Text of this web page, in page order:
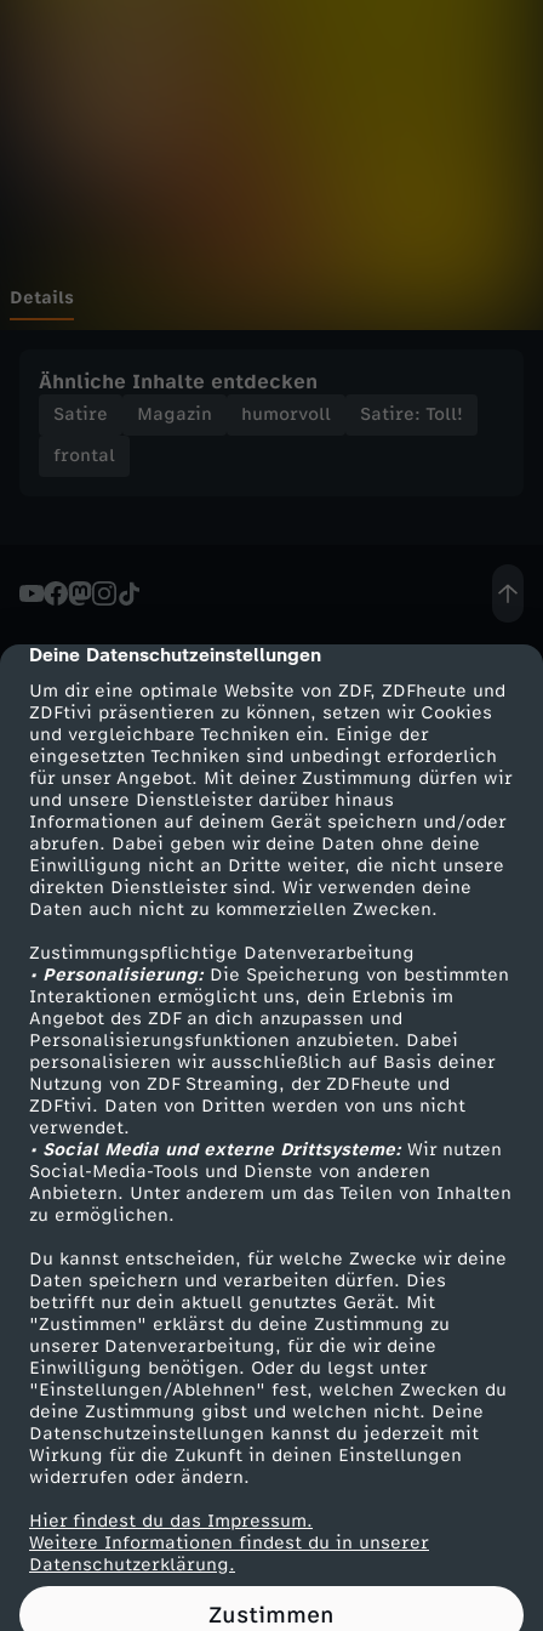
cmp-dialog-description
Deine Datenschutzeinstellungen
Um dir eine optimale Website von ZDF, ZDFheute und
ZDFtivi präsentieren zu können, setzen wir Cookies
und vergleichbare Techniken ein. Einige der
eingesetzten Techniken sind unbedingt erforderlich
für unser Angebot. Mit deiner Zustimmung dürfen wir
und unsere Dienstleister darüber hinaus
Informationen auf deinem Gerät speichern und/oder
abrufen. Dabei geben wir deine Daten ohne deine
Einwilligung nicht an Dritte weiter, die nicht unsere
direkten Dienstleister sind. Wir verwenden deine
Daten auch nicht zu kommerziellen Zwecken.
Zustimmungspflichtige Datenverarbeitung
• Personalisierung:Die Speicherung von bestimmten
Interaktionen ermöglicht uns, dein Erlebnis im
Angebot des ZDF an dich anzupassen und
Personalisierungsfunktionen anzubieten. Dabei
personalisieren wir ausschließlich auf Basis deiner
Nutzung von ZDF Streaming, der ZDFheute und
ZDFtivi. Daten von Dritten werden von uns nicht
verwendet.
• Social Media und externe Drittsysteme:Wir nutzen
Social-Media-Tools und Dienste von anderen
Anbietern. Unter anderem um das Teilen von Inhalten
zu ermöglichen.
Du kannst entscheiden, für welche Zwecke wir deine
Daten speichern und verarbeiten dürfen. Dies
betrifft nur dein aktuell genutztes Gerät. Mit
"Zustimmen" erklärst du deine Zustimmung zu
unserer Datenverarbeitung, für die wir deine
Einwilligung benötigen. Oder du legst unter
"Einstellungen/Ablehnen" fest, welchen Zwecken du
deine Zustimmung gibst und welchen nicht. Deine
Datenschutzeinstellungen kannst du jederzeit mit
Wirkung für die Zukunft in deinen Einstellungen
widerrufen oder ändern.
Hier findest du das Impressum.
Weitere Informationen findest du in unserer
Datenschutzerklärung.
Zustimmen
-
S
a
r
e
:
T
o
l
l
!
F
r
i
e
d
r
i
c
h
f
Details
Ähnliche Inhalte entdecken
Satire Magazin humorvoll
Satire: Toll!
frontal
Mehr ZDF
ZDF-Apps
Smart TV
ZDFtext
Livestreams
Sendungen A-Z
TV-Programm
Service
ZDFmitreden
Kontakt zum ZDF
Tickets
Zuschauerservice
Hilfe
ZDF Unternehmen
Karriere
ZDF goes Schule
Werbefernsehen
Mainzelmännchen
Partner